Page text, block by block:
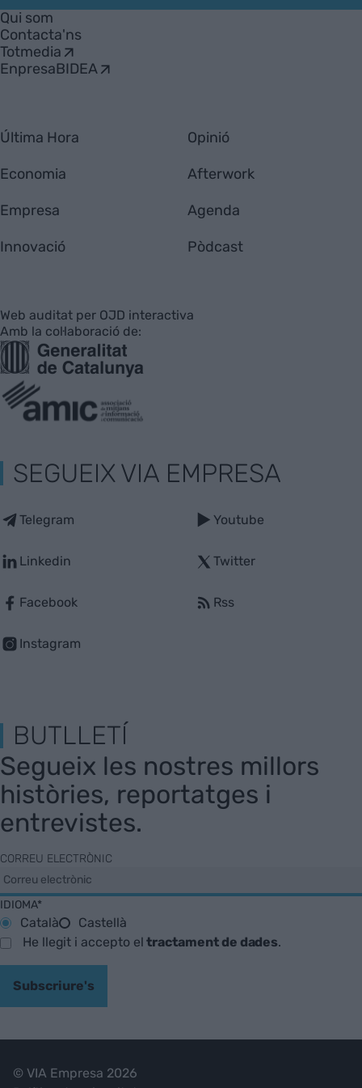
Empresa
Qui som
Contacta'ns
Totmedia
EnpresaBIDEA
Última Hora
Economia
Empresa
Innovació
Opinió
Afterwork
Agenda
Pòdcast
Web auditat per OJD interactiva
Amb la col·laboració de:
SEGUEIX VIA EMPRESA
Telegram
Linkedin
Facebook
Instagram
Youtube
Twitter
Rss
BUTLLETÍ
Segueix les nostres millors
històries, reportatges i
entrevistes.
CORREU ELECTRÒNIC
IDIOMA*
Català
Castellà
He llegit i accepto eltractament de dades.
Subscriure's
© VIA Empresa 2026